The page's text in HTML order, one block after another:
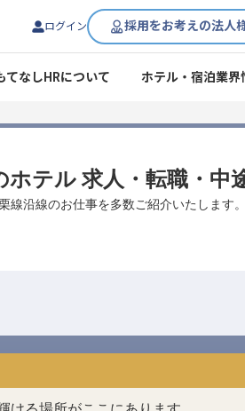
ログイン 採用をお考えの法人
てなしHRについて ホテル・宿泊業界
テル 求人・転職・中
線沿線のお仕事を多数ご紹介いたします